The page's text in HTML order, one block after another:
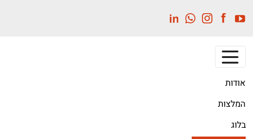
לתוכן
המרכזי
אודות
המלצות
בלוג